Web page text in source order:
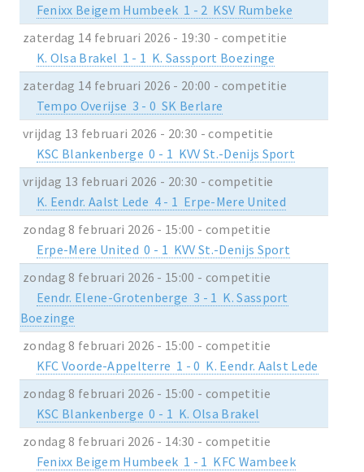
Fenixx Beigem Humbeek 1 - 2 KSV Rumbeke
zaterdag 14 februari 2026 - 19:30 - competitie
K. Olsa Brakel 1 - 1 K. Sassport Boezinge
zaterdag 14 februari 2026 - 20:00 - competitie
Tempo Overijse 3 - 0 SK Berlare
vrijdag 13 februari 2026 - 20:30 - competitie
KSC Blankenberge 0 - 1 KVV St.-Denijs Sport
vrijdag 13 februari 2026 - 20:30 - competitie
K. Eendr. Aalst Lede 4 - 1 Erpe-Mere United
zondag 8 februari 2026 - 15:00 - competitie
Erpe-Mere United 0 - 1 KVV St.-Denijs Sport
zondag 8 februari 2026 - 15:00 - competitie
Eendr. Elene-Grotenberge 3 - 1 K. Sassport
Boezinge
zondag 8 februari 2026 - 15:00 - competitie
KFC Voorde-Appelterre 1 - 0 K. Eendr. Aalst Lede
zondag 8 februari 2026 - 15:00 - competitie
KSC Blankenberge 0 - 1 K. Olsa Brakel
zondag 8 februari 2026 - 14:30 - competitie
Fenixx Beigem Humbeek 1 - 1 KFC Wambeek